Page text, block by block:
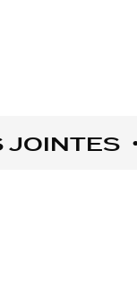
JOINTES